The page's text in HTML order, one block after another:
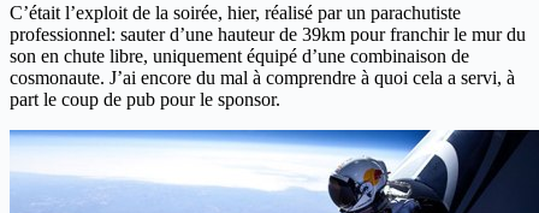
C’était l’exploit de la soirée, hier, réalisé par un parachutiste
professionnel: sauter d’une hauteur de 39km pour franchir le mur du
son en chute libre, uniquement équipé d’une combinaison de
cosmonaute. J’ai encore du mal à comprendre à quoi cela a servi, à
part le coup de pub pour le sponsor.